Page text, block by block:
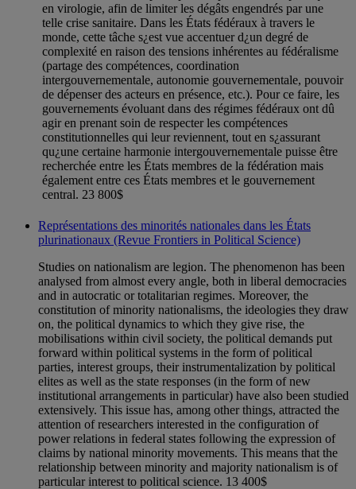
en virologie, afin de limiter les dégâts engendrés par une
telle crise sanitaire. Dans les États fédéraux à travers le
monde, cette tâche s¿est vue accentuer d¿un degré de
complexité en raison des tensions inhérentes au fédéralisme
(partage des compétences, coordination
intergouvernementale, autonomie gouvernementale, pouvoir
de dépenser des acteurs en présence, etc.). Pour ce faire, les
gouvernements évoluant dans des régimes fédéraux ont dû
agir en prenant soin de respecter les compétences
constitutionnelles qui leur reviennent, tout en s¿assurant
qu¿une certaine harmonie intergouvernementale puisse être
recherchée entre les États membres de la fédération mais
également entre ces États membres et le gouvernement
central. 23 800$
Représentations des minorités nationales dans les États
plurinationaux (Revue Frontiers in Political Science)
Studies on nationalism are legion. The phenomenon has been
analysed from almost every angle, both in liberal democracies
and in autocratic or totalitarian regimes. Moreover, the
constitution of minority nationalisms, the ideologies they draw
on, the political dynamics to which they give rise, the
mobilisations within civil society, the political demands put
forward within political systems in the form of political
parties, interest groups, their instrumentalization by political
elites as well as the state responses (in the form of new
institutional arrangements in particular) have also been studied
extensively. This issue has, among other things, attracted the
attention of researchers interested in the configuration of
power relations in federal states following the expression of
claims by national minority movements. This means that the
relationship between minority and majority nationalism is of
particular interest to political science. 13 400$